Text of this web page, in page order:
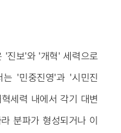
'진보'와 '개혁' 세력으로
'민중진영'과 '시민진
세력 내에서 각기 대변
분파가 형성되거나 이